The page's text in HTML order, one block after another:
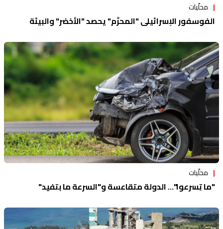
محلّيات
الفوسفور الإسرائيلي "المحرَّم" يحصد "الأخضر" والبيئة
محلّيات
"ما تِسرعوا"... الدولة متقاعسة و"السرعة ما بِتفيد"